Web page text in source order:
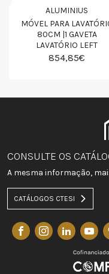
ALUMINIUS
MÓVEL PARA
80CM |1 GAVETA
LAVATÓRIO LEFT
854,85€
CONSULTE OS
A mesma informação,
CATÁLOGOS CTESI